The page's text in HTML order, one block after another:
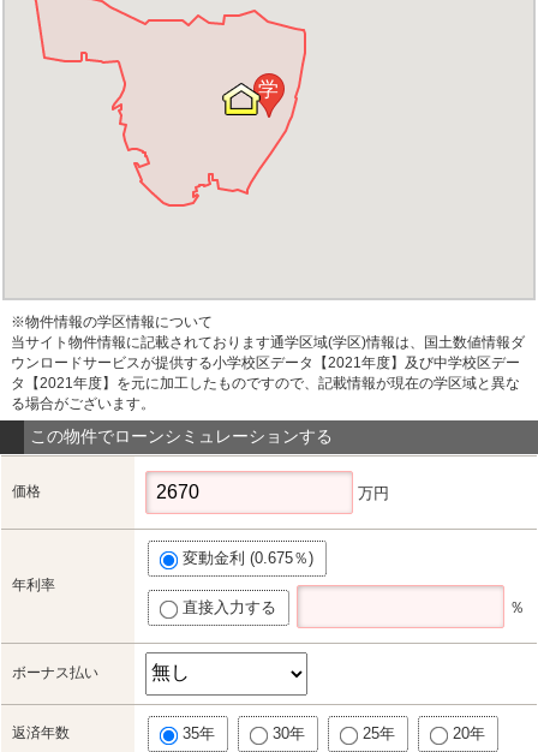
学
※物件情報の学区情報について
当サイト物件情報に記載されております通学区域(学区)情報は、国土数値情報ダ
ウンロードサービスが提供する小学校区データ【2021年度】及び中学校区デー
タ【2021年度】を元に加工したものですので、記載情報が現在の学区域と異な
る場合がございます。
この物件でローンシミュレーションする
価格 万円
年利率
変動金利 (0.675％)
直接入力する ％
ボーナス払い
返済年数 35年 30年 25年 20年